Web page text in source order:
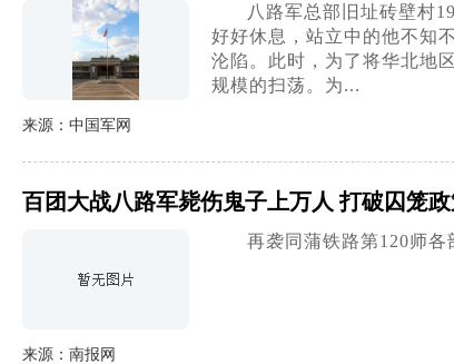
八路军总部旧址砖壁村
好好休息，站立中的他不知
沦陷。此时，为了将华北地
规模的扫荡。为...
来源：中国军网
百团大战八路军毙伤鬼子上万人 打破囚笼
再袭同蒲铁路第120师
来源：南报网